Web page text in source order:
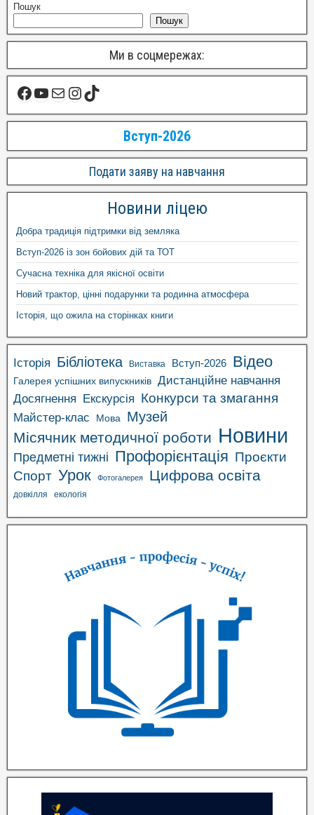
Пошук
Пошук
Ми в соцмережах:
Вступ-2026
Подати заяву на навчання
Новини ліцею
Добра традиція підтримки від земляка
Вступ-2026 із зон бойових дій та ТОТ
Сучасна техніка для якісної освіти
Новий трактор, цінні подарунки та родинна атмосфера
Історія, що ожила на сторінках книги
Історія Бібліотека Виставка Вступ-2026 Відео
Галерея успішних випускників Дистанційне навчання
Досягнення Екскурсія Конкурси та змагання
Майстер-клас Мова Музей
Місячник методичної роботи Новини
Предметні тижні Профорієнтація Проєкти
Спорт Урок Фотогалерея Цифрова освіта
довкілля екологія